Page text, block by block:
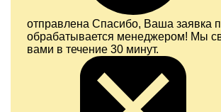
отправлена Спасибо, Ваша заявка
обрабатывается менеджером! Мы
вами в течение 30 минут.